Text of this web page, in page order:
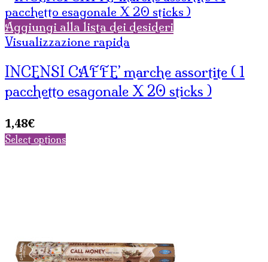
Aggiungi alla lista dei desideri
Visualizzazione rapida
INCENSI CAFFE’ marche assortite ( 1
pacchetto esagonale X 20 sticks )
1,48€
Select options